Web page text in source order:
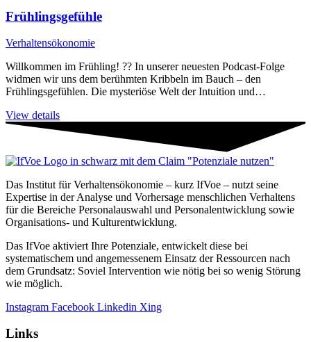
Frühlingsgefühle
Verhaltensökonomie
Willkommen im Frühling! ?? In unserer neuesten Podcast-Folge
widmen wir uns dem berühmten Kribbeln im Bauch – den
Frühlingsgefühlen. Die mysteriöse Welt der Intuition und…
View details
Das Institut für Verhaltensökonomie – kurz IfVoe – nutzt seine
Expertise in der Analyse und Vorhersage menschlichen Verhaltens
für die Bereiche Personal­auswahl und Personal­entwicklung sowie
Organisations- und Kultur­entwicklung.
Das IfVoe aktiviert Ihre Potenziale, entwickelt diese bei
systematischem und angemessenem Einsatz der Ressourcen nach
dem Grundsatz: Soviel Intervention wie nötig bei so wenig Störung
wie möglich.
Instagram Facebook Linkedin Xing
Links